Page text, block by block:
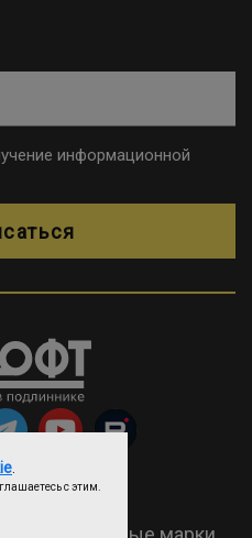
информационной
с этим.